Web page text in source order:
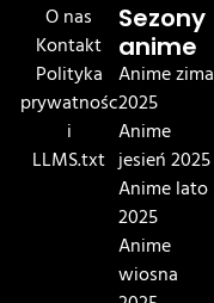
O nas
Kontakt
Polityka
prywatnośc
i
LLMS.txt
Sezony
anime
Anime zima
2025
Anime
jesień 2025
Anime lato
2025
Anime
wiosna